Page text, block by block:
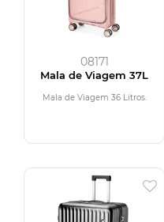
08171
Mala de Viagem 37L
Mala de Viagem 36 Litros.